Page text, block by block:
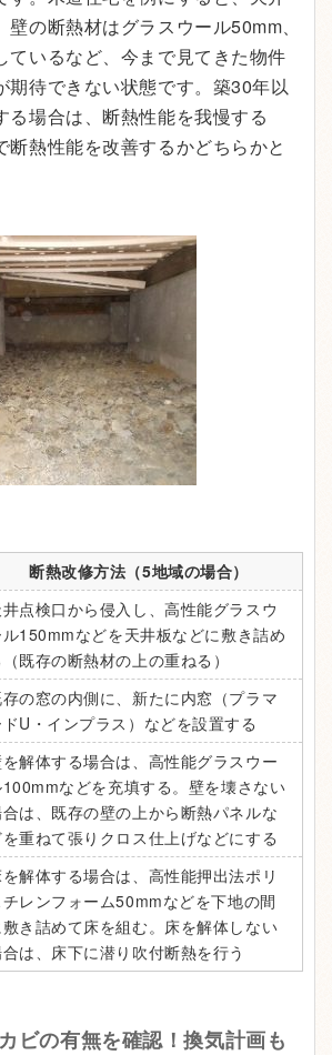
の断熱材はグラスウール50mm、
ているなど、今まで見てきた物件
期待できない状態です。築30年以
る場合は、断熱性能を我慢する
断熱性能を改善するかどちらかと
断熱改修方法（5地域の場合）
井点検口から侵入し、高性能グラスウ
ル150mmなどを天井板などに敷き詰め
既存の断熱材の上の重ねる）
存の窓の内側に、新たに内窓（プラマ
U・インプラス）などを設置する
解体する場合は、高性能グラスウー
100mmなどを充填する。壁を壊さない
は、既存の壁の上から断熱パネルな
を重ねて張りクロス仕上げなどにする
解体する場合は、高性能押出法ポリ
チレンフォーム50mmなどを下地の間
敷き詰めて床を組む。床を解体しない
は、床下に潜り吹付断熱を行う
ビの有無を確認！換気計画も